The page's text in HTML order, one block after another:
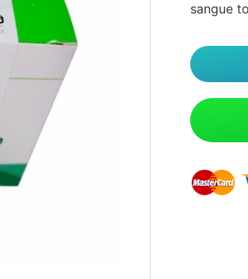
sangue